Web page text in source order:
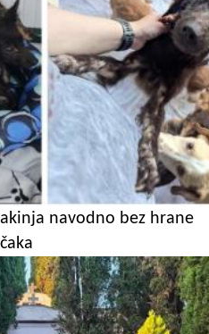
navodno bez hrane